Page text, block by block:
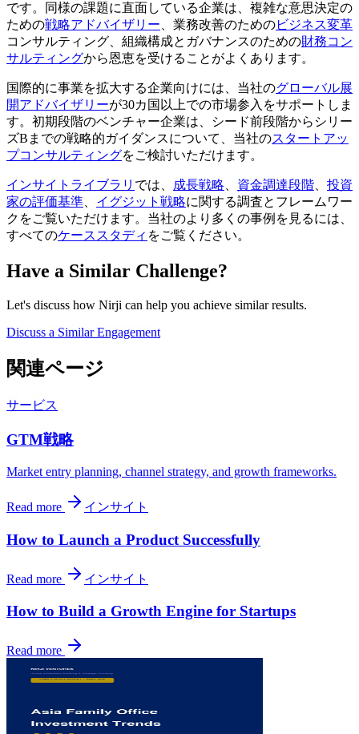
です。同様の課題に直面している企業は、複雑な意思決定の
ための戦略アドバイザリー 、業務改善のためのビジネス変革
コンサルティング、組織構成とガバナンスのための財務コン
サルティングから恩恵を受けることがよくあります。
国際的に事業を拡大する企業向けには、当社のグローバル展
開アドバイザリーが30カ国以上での市場参入をサポートしま
す。初期段階のベンチャー企業は、シード前段階からシリー
ズBまでの戦略的ガイダンスについて、当社のスタートアッ
プコンサルティングをご検討いただけます。
インサイトライブラリ では、 成長戦略 資金調達段階
投資
家の評価基準
イグジット戦略に関する調査とフレームワー
クをご覧いただけます。当社のより多くの事例を見るには、
すべてのケーススタディ をご覧ください。
Have a Similar Challenge?
Let's discuss how Nirji can help you achieve similar results.
Discuss a Similar Engagement
関連ページ
サービス
GTM戦略
Market entry planning, channel strategy, and growth frameworks.
Read more インサイト
How to Launch a Product Successfully
Read more インサイト
How to Build a Growth Engine for Startups
Read more